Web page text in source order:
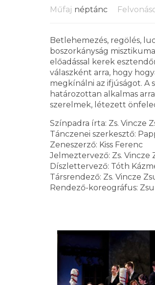
Műfaj néptánc
Betlehemezés, regölés,
boszorkányság
előadással kerek
válaszként arra, hogy
megkínálni az ifjúságot. A
határozottan alkalmas
szerelmek, létezett
Színpadra írta: Zs. Vincze
Tánczenei szerkesztő:
Zeneszerző: Kiss Ferenc
Jelmeztervező: Zs. Vincze
Díszlettervező: Tóth
Társrendező: Zs. Vincze
Rendező-koreográfus: